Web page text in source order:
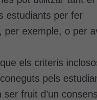
estudiants per fer
per exemple, o per
els criteris
pels
ser fruit d’un